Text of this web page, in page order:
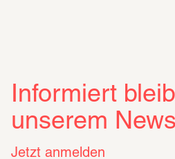
Informiert
unserem
Jetzt anmelden